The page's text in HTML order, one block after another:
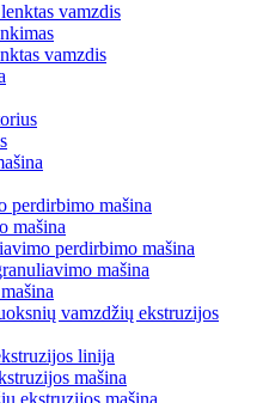
vamzdis
vamzdis
perdirbimo mašina
mašina
perdirbimo mašina
mašina
vamzdžių ekstruzijos
linija
mašina
ekstruzijos mašina